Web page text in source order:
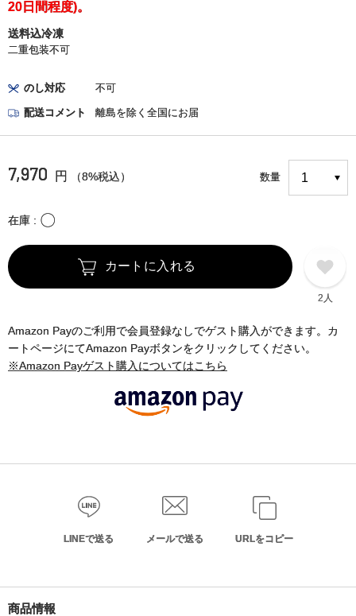
20日間程度)。
送料込冷凍
二重包装不可
のし対応 不可
配送コメント 離島を除く全国にお届
7,970 円 （8%税込） 数量
在庫 〇
カートに入れる
2人
Amazon Payのご利用で会員登録なしでゲスト購入ができます。カ
ートページにてAmazon Payボタンをクリックしてください。
※Amazon Payゲスト購入についてはこちら
LINEで送る メールで送る URLをコピー
商品情報